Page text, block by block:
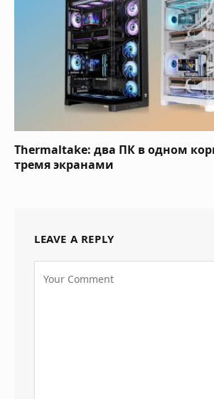
Thermaltake: два ПК в одном
тремя экранами
LEAVE A REPLY